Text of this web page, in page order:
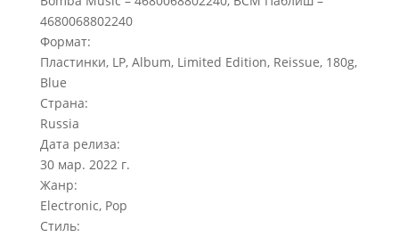
4680068802240
Формат:
Пластинки, LP, Album, Limited Edition, Reissue, 180g,
Blue
Страна:
Russia
Дата релиза:
30 мар. 2022 г.
Жанр:
Electronic, Pop
Стиль: